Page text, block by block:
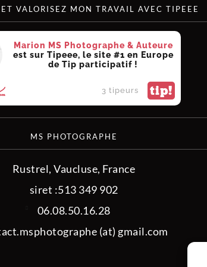
VALORISEZ MON TRAVAIL AVEC TIPEEE
Marion MS Photographe & Auteure
est sur Tipeee, le site #1 en Europe
de Tip participatif !
3 tipeurs tip!
MS PHOTOGRAPHE
Rustrel, Vaucluse, France
siret :513 349 902
06.08.50.16.28
(at) gmail.com